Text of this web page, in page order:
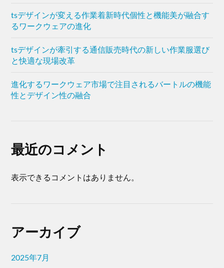
tsデザインが変える作業着新時代個性と機能美が融合す
るワークウェアの進化
tsデザインが牽引する通信販売時代の新しい作業服選び
と快適な現場改革
進化するワークウェア市場で注目されるバートルの機能
性とデザイン性の融合
最近のコメント
表示できるコメントはありません。
アーカイブ
2025年7月